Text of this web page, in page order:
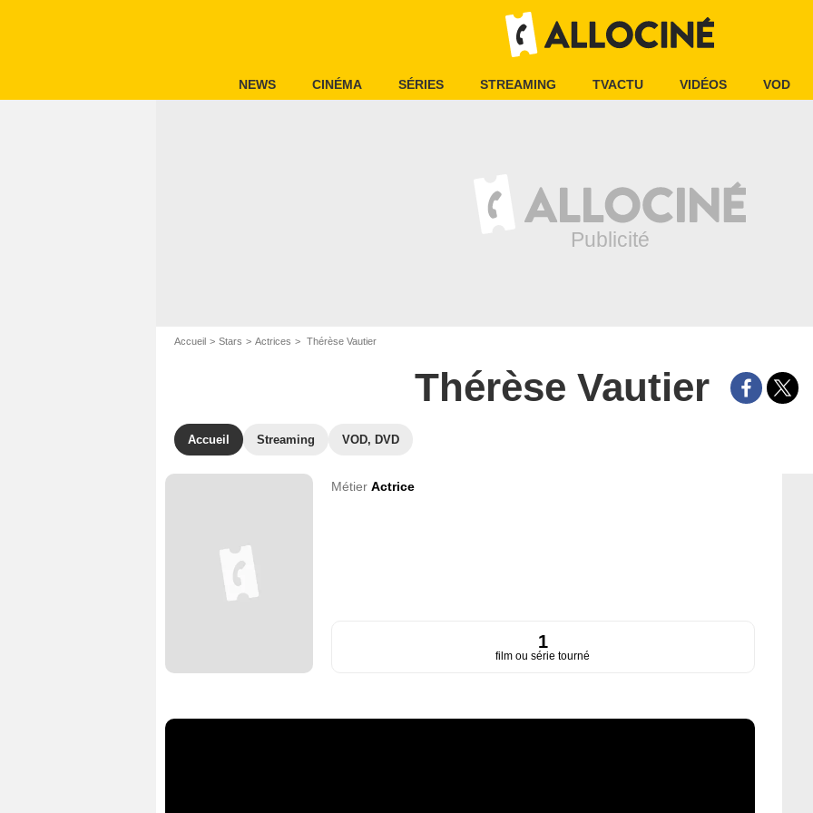
NEWS CINÉMA SÉRIES STREAMING TVACTU VIDÉOS VOD
Accueil Stars Actrices Thérèse Vautier
Thérèse Vautier
Accueil Streaming VOD, DVD
Métier Actrice
1
film ou série tourné